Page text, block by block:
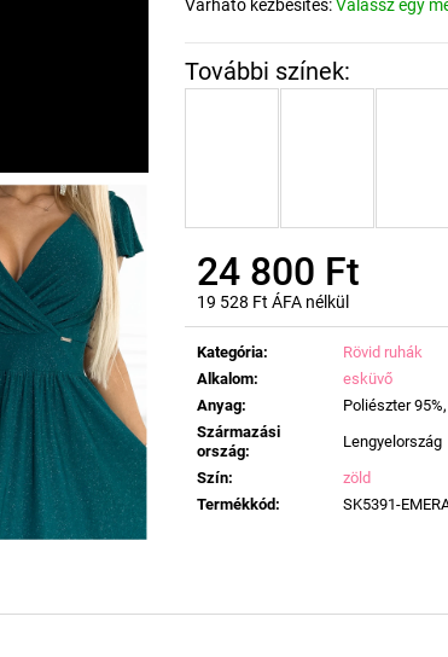
Várható kézbesítés:Válassz egy
24 800 Ft
19 528 Ft ÁFA nélkül
Egységár:
Kategória:
Rövid ruhák
Alkalom:
esküvő
Anyag:
Poliészter
Származási
ország:
Lengyelország
Szín:
zöld
Termékkód: SK5391-